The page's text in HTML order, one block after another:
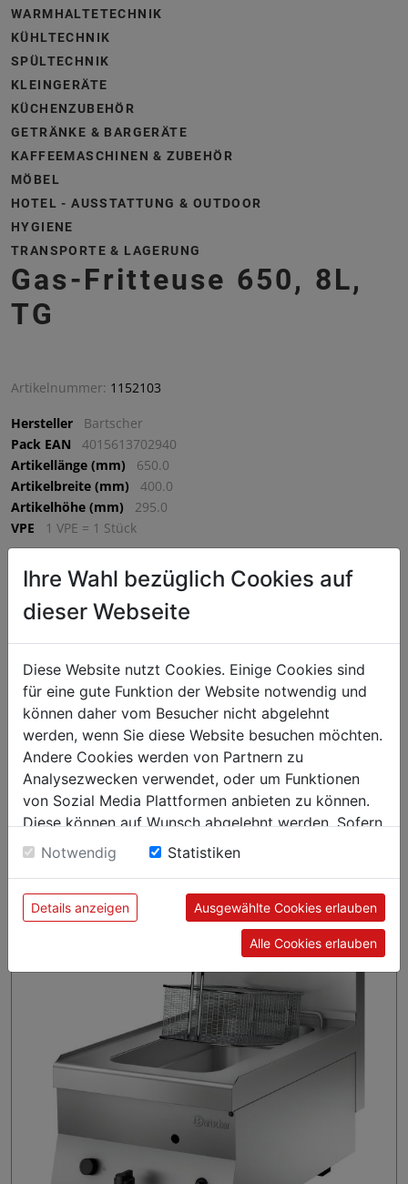
WARMHALTETECHNIK
KÜHLTECHNIK
SPÜLTECHNIK
KLEINGERÄTE
KÜCHENZUBEHÖR
GETRÄNKE & BARGERÄTE
KAFFEEMASCHINEN & ZUBEHÖR
MÖBEL
HOTEL - AUSSTATTUNG & OUTDOOR
HYGIENE
TRANSPORTE & LAGERUNG
Gas-Fritteuse 650, 8L,
TG
Artikelnummer: 1152103
Hersteller
Bartscher
Pack EAN
4015613702940
Artikellänge (mm)
650.0
Artikelbreite (mm)
400.0
Artikelhöhe (mm)
295.0
VPE
1 VPE = 1 Stück
€ 2061,75
Lieferzeit: 5-7 Werktage
^
IN DEN WARENKORB
Serie 650 - Eine Kochserie für die Profi-Küche. Sie zeichnet sich
aus durch optimale Energieausnutzung, leistungsstarke
Geräte und eine hohe Reinigungsfreundlichkeit. Durch die
Modulbauweise ist sie leicht kombinierbar und variabel in der
Chromnickelstahl 18/10.
Ihre Wahl bezüglich Cookies auf
dieser Webseite
Diese Website nutzt Cookies. Einige Cookies sind
für eine gute Funktion der Website notwendig und
können daher vom Besucher nicht abgelehnt
werden, wenn Sie diese Website besuchen möchten.
Andere Cookies werden von Partnern zu
Analysezwecken verwendet, oder um Funktionen
von Sozial Media Plattformen anbieten zu können.
Diese können auf Wunsch abgelehnt werden. Sofern
sie unsere Webseite weiter nutzen, geben Sie
Einwilligung zu unseren Cookies.
Notwendig Statistiken
Details anzeigen Ausgewählte Cookies erlauben
Alle Cookies erlauben